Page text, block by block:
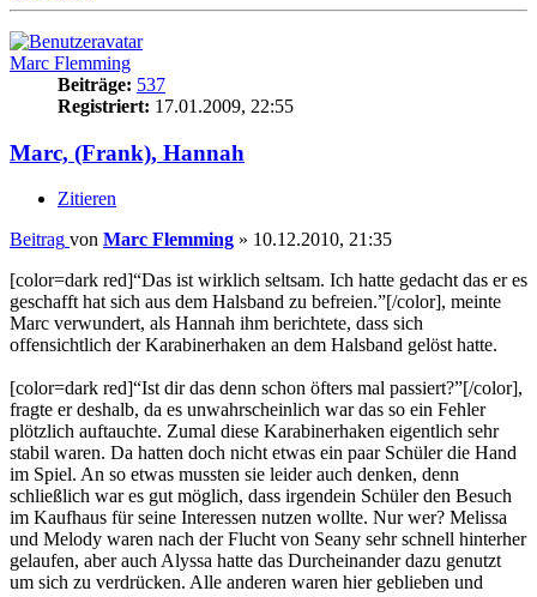
Marc Flemming
Beiträge: 537
Registriert: 17.01.2009, 22:55
Marc, (Frank), Hannah
Zitieren
Beitrag von Marc Flemming » 10.12.2010, 21:35
[color=dark red]“Das ist wirklich seltsam. Ich hatte gedacht das er es
geschafft hat sich aus dem Halsband zu befreien.”[/color], meinte
Marc verwundert, als Hannah ihm berichtete, dass sich
offensichtlich der Karabinerhaken an dem Halsband gelöst hatte.
[color=dark red]“Ist dir das denn schon öfters mal passiert?”[/color],
fragte er deshalb, da es unwahrscheinlich war das so ein Fehler
plötzlich auftauchte. Zumal diese Karabinerhaken eigentlich sehr
stabil waren. Da hatten doch nicht etwas ein paar Schüler die Hand
im Spiel. An so etwas mussten sie leider auch denken, denn
schließlich war es gut möglich, dass irgendein Schüler den Besuch
im Kaufhaus für seine Interessen nutzen wollte. Nur wer? Melissa
und Melody waren nach der Flucht von Seany sehr schnell hinterher
gelaufen, aber auch Alyssa hatte das Durcheinander dazu genutzt
um sich zu verdrücken. Alle anderen waren hier geblieben und